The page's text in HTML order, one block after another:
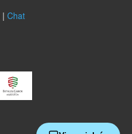
| Chat